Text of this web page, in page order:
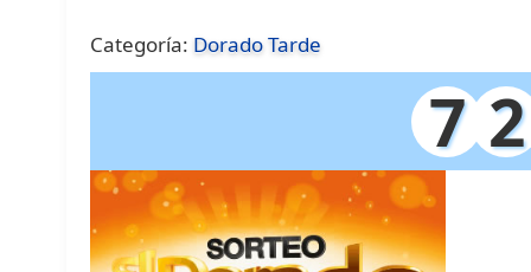
Categoría: Dorado Tarde
7 2